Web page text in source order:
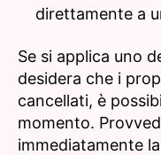
direttamente a
Se si applica uno
desidera che i
cancellati, è
momento.
immediatamente